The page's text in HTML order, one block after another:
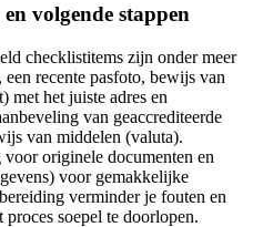
volgende stappen
checklistitems zijn onder meer
recente pasfoto, bewijs van
met het juiste adres en
van geaccrediteerde
van middelen (valuta).
originele documenten en
voor gemakkelijke
verminder je fouten en
soepel te doorlopen.